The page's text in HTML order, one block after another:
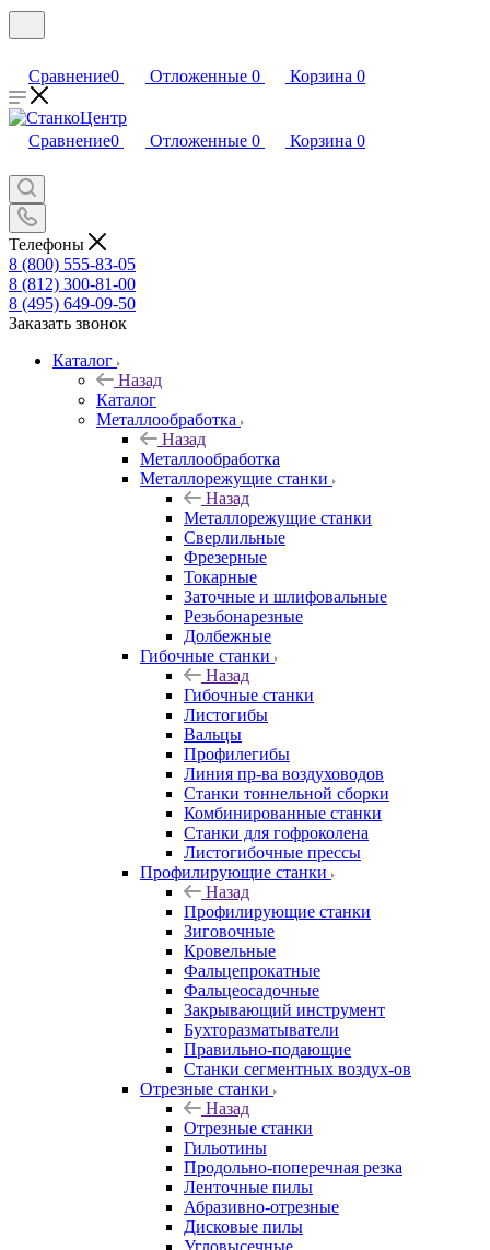
Сравнение0 Отложенные 0 Корзина 0
Сравнение0 Отложенные 0 Корзина 0
Телефоны
8 (800) 555-83-05
8 (812) 300-81-00
8 (495) 649-09-50
Заказать звонок
Каталог
Назад
Каталог
Металлообработка
Назад
Металлообработка
Металлорежущие станки
Назад
Металлорежущие станки
Сверлильные
Фрезерные
Токарные
Заточные и шлифовальные
Резьбонарезные
Долбежные
Гибочные станки
Назад
Гибочные станки
Листогибы
Вальцы
Профилегибы
Линия пр-ва воздуховодов
Станки тоннельной сборки
Комбинированные станки
Станки для гофроколена
Листогибочные прессы
Профилирующие станки
Назад
Профилирующие станки
Зиговочные
Кровельные
Фальцепрокатные
Фальцеосадочные
Закрывающий инструмент
Бухторазматыватели
Правильно-подающие
Станки сегментных воздух-ов
Отрезные станки
Назад
Отрезные станки
Гильотины
Продольно-поперечная резка
Ленточные пилы
Абразивно-отрезные
Дисковые пилы
Угловысечные